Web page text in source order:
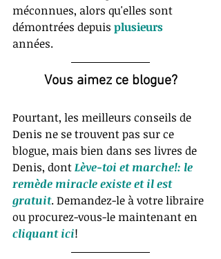
méconnues, alors qu'elles sont
démontrées depuis plusieurs
années.
Vous aimez ce blogue?
Pourtant, les meilleurs conseils de
Denis ne se trouvent pas sur ce
blogue, mais bien dans ses livres de
Denis, dont Lève-toi et marche!: le
remède miracle existe et il est
gratuit. Demandez-le à votre libraire
ou procurez-vous-le maintenant en
cliquant ici!